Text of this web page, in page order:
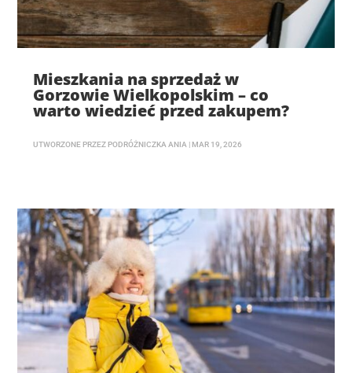
Mieszkania na sprzedaż w
Gorzowie Wielkopolskim – co
warto wiedzieć przed zakupem?
UTWORZONE PRZEZ PODRÓŻNICZKA ANIA | MAR 19, 2026